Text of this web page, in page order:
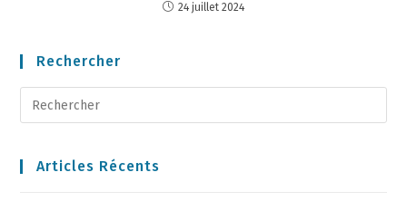
24 juillet 2024
Rechercher
Articles Récents